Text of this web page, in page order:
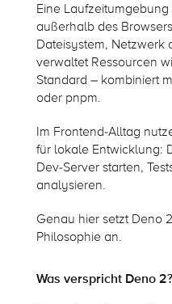
Eine
außerhalb des
Dateisystem, Netzwerk
verwaltet Ressourcen
Standard – kombiniert
oder pnpm.
Im Frontend-Alltag
für lokale Entwicklung:
Dev-Server starten,
analysieren.
Genau hier setzt Deno
Philosophie an.
Was verspricht Deno 2?